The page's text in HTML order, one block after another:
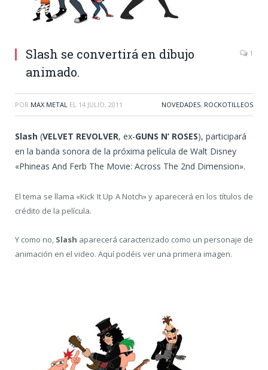
Slash se convertirá en dibujo
animado.
1
POR MAX METAL EL 14 JULIO, 2011 NOVEDADES, ROCKOTILLEOS
Slash (VELVET REVOLVER, ex-GUNS N’ ROSES), participará
en la banda sonora de la próxima película de Walt Disney
«Phineas And Ferb The Movie: Across The 2nd Dimension».
El tema se llama «Kick It Up A Notch» y aparecerá en los títulos de
crédito de la película.
Y como no, Slash aparecerá caracterizado como un personaje de
animación en el video. Aquí podéis ver una primera imagen.